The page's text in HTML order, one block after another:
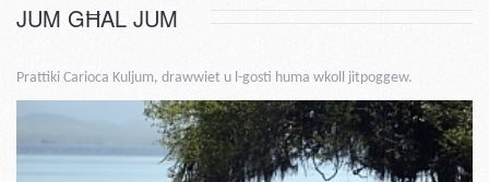
JUM GĦAL JUM
Prattiki Carioca Kuljum, drawwiet u l-gosti huma wkoll jitpoggew.